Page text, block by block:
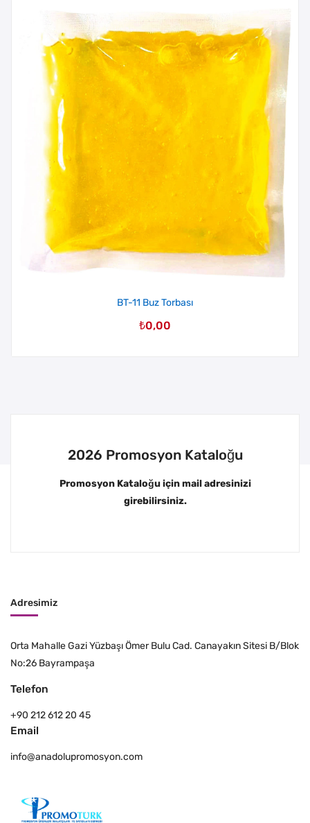
BT-11 Buz Torbası
₺0,00
2026 Promosyon Kataloğu
Promosyon Kataloğu için mail adresinizi
girebilirsiniz.
Adresimiz
Orta Mahalle Gazi Yüzbaşı Ömer Bulu Cad. Canayakın Sitesi B/Blok
No:26 Bayrampaşa
Telefon
+90 212 612 20 45
Email
info@anadolupromosyon.com